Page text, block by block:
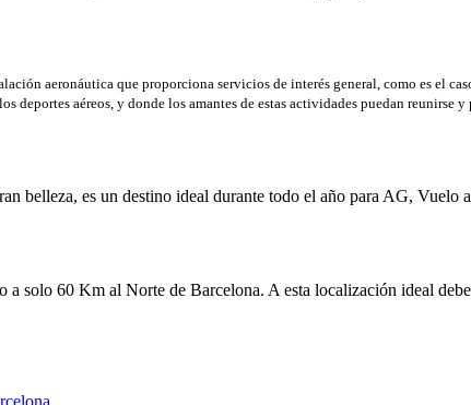
aeronáutica que proporciona servicios de interés general, como es el
deportes aéreos, y donde los amantes de estas actividades puedan reunirse
belleza, es un destino ideal durante todo el año para AG,
a solo 60 Km al Norte de Barcelona. A esta localización ideal